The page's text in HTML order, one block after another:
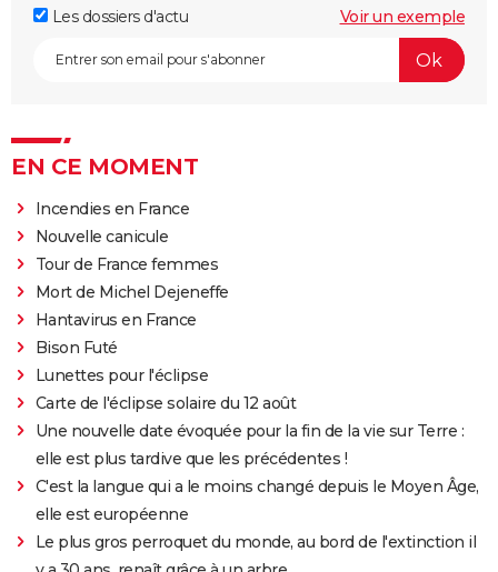
Les dossiers d'actu
Voir un exemple
EN CE MOMENT
Incendies en France
Nouvelle canicule
Tour de France femmes
Mort de Michel Dejeneffe
Hantavirus en France
Bison Futé
Lunettes pour l'éclipse
Carte de l'éclipse solaire du 12 août
Une nouvelle date évoquée pour la fin de la vie sur Terre :
elle est plus tardive que les précédentes !
C'est la langue qui a le moins changé depuis le Moyen Âge,
elle est européenne
Le plus gros perroquet du monde, au bord de l'extinction il